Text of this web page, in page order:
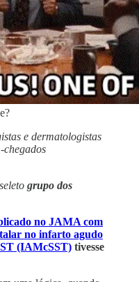
e dermatologistas
chegados
grupo dos
no JAMA com
no infarto agudo
(IAMcSST) tivesse